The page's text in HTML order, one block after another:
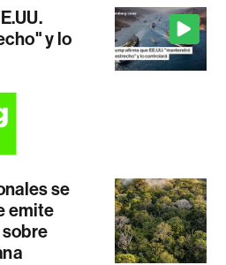
y lo
se
emite